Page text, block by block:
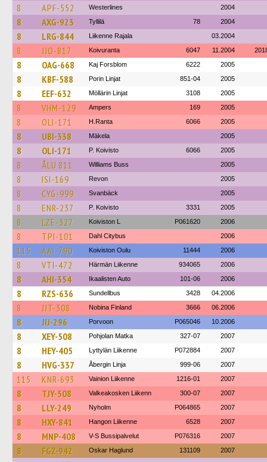
8 APF-552 Westerlines 2004
8 AXG-923 Tyllilä 78 2004
8 LRG-844 Liikenne Rajala 03.2004
8 JJO-817 Koivuranta 6047 11.2004
8 OAG-668 Kaj Forsblom 6222 2005
8 KBF-588 Porin Linjat 851-04 2005
8 EEF-632 Möllärin Linjat 3108 2005
8 VHM-129 Ampers 169 2005
8 OLI-171 H.Ranta 6066 2005
8 UBI-338 Mäkela 2005
8 OLI-171 P. Koivisto 6066 2005
8 ÅLU 811 Williams Buss 2005
8 ISI-169 Revon 2005
8 CYG-999 Svanbäck 2005
8 ENR-237 P. Koivisto 3331 2005
8 LZE-327 Koiviston L P061620 2006
8 TPI-101 Dahl Citybus 2006
115 AAI-790 Koiviston Oulu 11444 2006
8 VTI-472 Härmän Liikenne 934065 2006
8 AHI-354 Ikaalisten Auto 101-06 2006
8 RZS-636 Sundellbus 3428 04.2006
8 JJT-308 Nobina Finland 3666 06.2006
8 JIJ-296 Porvoon P065046 10.2006
8 XEY-508 Pohjolan Matka 327-07 2007
8 HEY-405 Lyttylän Liikenne P072884 2007
8 HVG-337 Åbergin Linja 999-06 2007
115 KNR-693 Vainion Liikenne 1216-01 2007
8 TJY-508 Valkeakosken Liikenn 300-07 2007
8 LLY-249 Nyholm P064865 2007
8 HXY-841 Hangon Liikenne 6528 2007
8 MNP-408 V-S Bussipalvelut P076316 2007
8 FGZ-942 Oskar Haglund 131109 2007